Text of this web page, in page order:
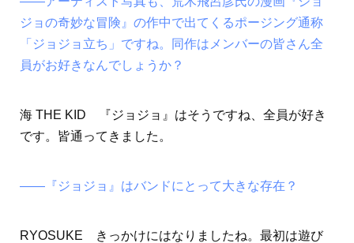
ジョの奇妙な冒険』の作中で出てくるポージング通称
「ジョジョ立ち」ですね。同作はメンバーの皆さん全
員がお好きなんでしょうか？
海 THE KID 『ジョジョ』はそうですね、全員が好き
です。皆通ってきました。
――『ジョジョ』はバンドにとって大きな存在？
RYOSUKE きっかけにはなりましたね。最初は遊び